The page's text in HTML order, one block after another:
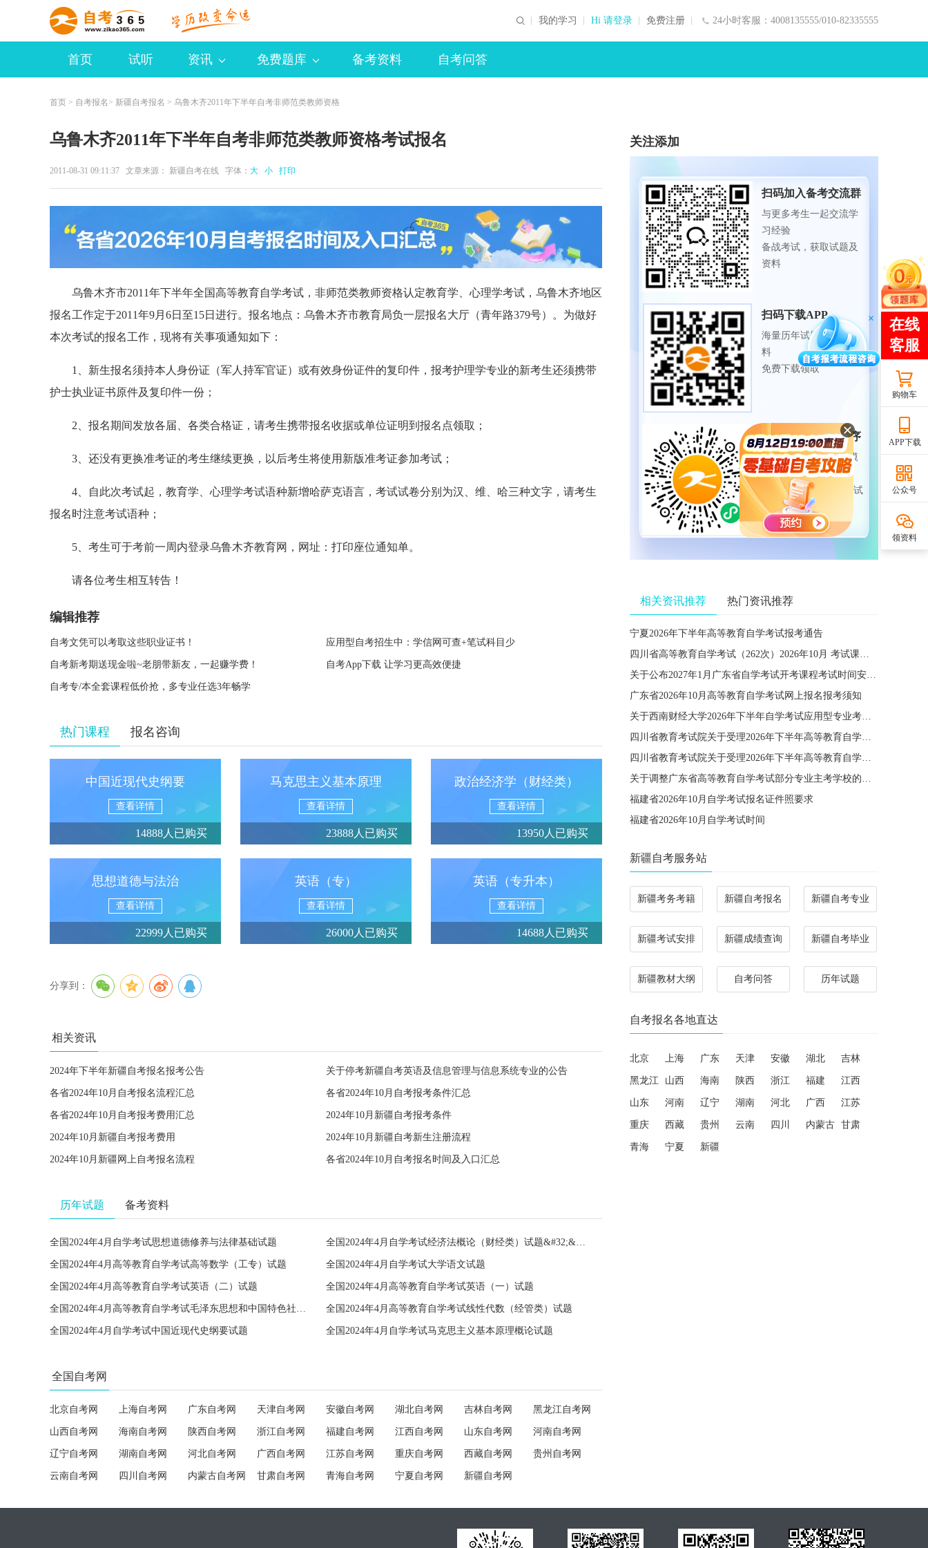
24小时客服：4008135555/010-82335555
我的学习 Hi 请登录 免费注册
首页 试听 资讯 免费题库 备考资料 自考问答
首页 > 自考报名 > 新疆自考报名 > 乌鲁木齐2011年下半年自考非师范类教师资格
乌鲁木齐2011年下半年自考非师范类教师资格考试报名
2011-08-31 09:11:37 文章来源： 新疆自考在线 字体： 大 小 打印
乌鲁木齐市2011年下半年全国高等教育自学考试，非师范类教师资格认定教育学、心理学考试，乌鲁木齐地区
报名工作定于2011年9月6日至15日进行。报名地点：乌鲁木齐市教育局负一层报名大厅（青年路379号）。为做好
本次考试的报名工作，现将有关事项通知如下：
1、新生报名须持本人身份证（军人持军官证）或有效身份证件的复印件，报考护理学专业的新考生还须携带
护士执业证书原件及复印件一份；
2、报名期间发放各届、各类合格证，请考生携带报名收据或单位证明到报名点领取；
3、还没有更换准考证的考生继续更换，以后考生将使用新版准考证参加考试；
4、自此次考试起，教育学、心理学考试语种新增哈萨克语言，考试试卷分别为汉、维、哈三种文字，请考生
报名时注意考试语种；
5、考生可于考前一周内登录乌鲁木齐教育网，网址： 打印座位通知单。
请各位考生相互转告！
编辑推荐
自考文凭可以考取这些职业证书！ 应用型自考招生中：学信网可查+笔试科目少
自考新考期送现金啦~老朋带新友，一起赚学费！ 自考App下载 让学习更高效便捷
自考专/本全套课程低价抢，多专业任选3年畅学
热门课程 报名咨询
中国近现代史纲要
查看详情
14888人已购买
马克思主义基本原理
查看详情
23888人已购买
政治经济学（财经类）
查看详情
13950人已购买
思想道德与法治
查看详情
22999人已购买
英语（专）
查看详情
26000人已购买
英语（专升本）
查看详情
14688人已购买
分享到：
相关资讯
2024年下半年新疆自考报名报考公告 关于停考新疆自考英语及信息管理与信息系统专业的公告
各省2024年10月自考报名流程汇总 各省2024年10月自考报考条件汇总
各省2024年10月自考报考费用汇总 2024年10月新疆自考报考条件
2024年10月新疆自考报考费用 2024年10月新疆自考新生注册流程
2024年10月新疆网上自考报名流程 各省2024年10月自考报名时间及入口汇总
历年试题 备考资料
全国2024年4月自学考试思想道德修养与法律基础试题 全国2024年4月自学考试经济法概论（财经类）试题&#32;&#32;
全国2024年4月高等教育自学考试高等数学（工专）试题 全国2024年4月自学考试大学语文试题
全国2024年4月高等教育自学考试英语（二）试题 全国2024年4月高等教育自学考试英语（一）试题
全国2024年4月高等教育自学考试毛泽东思想和中国特色社会主义理论体系概论试题 全国2024年4月高等教育自学考试线性代数（经管类）试题
全国2024年4月自学考试中国近现代史纲要试题 全国2024年4月自学考试马克思主义基本原理概论试题
全国自考网
北京自考网 上海自考网 广东自考网 天津自考网 安徽自考网 湖北自考网 吉林自考网 黑龙江自考网
山西自考网 海南自考网 陕西自考网 浙江自考网 福建自考网 江西自考网 山东自考网 河南自考网
辽宁自考网 湖南自考网 河北自考网 广西自考网 江苏自考网 重庆自考网 西藏自考网 贵州自考网
云南自考网 四川自考网 内蒙古自考网 甘肃自考网 青海自考网 宁夏自考网 新疆自考网
关注添加
扫码加入备考交流群
与更多考生一起交流学
习经验
备战考试，获取试题及
资料
扫码下载APP
海量历年试题、备考资
料
免费下载领取
扫码进入微信小程序
每日练题巩固、考前模
拟实战
免费体验自考365海量试
题
相关资讯推荐 热门资讯推荐
宁夏2026年下半年高等教育自学考试报考通告
四川省高等教育自学考试（262次）2026年10月 考试课程简表
关于公布2027年1月广东省自学考试开考课程考试时间安排和使用教材的通知
广东省2026年10月高等教育自学考试网上报名报考须知
关于西南财经大学2026年下半年自学考试应用型专业考籍更改办理的通知
四川省教育考试院关于受理2026年下半年高等教育自学考试省际转考申请的通告
四川省教育考试院关于受理2026年下半年高等教育自学考试考籍更改申请的通告
关于调整广东省高等教育自学考试部分专业主考学校的通知
福建省2026年10月自学考试报名证件照要求
福建省2026年10月自学考试时间
新疆自考服务站
新疆考务考籍 新疆自考报名 新疆自考专业
新疆考试安排 新疆成绩查询 新疆自考毕业
新疆教材大纲 自考问答 历年试题
自考报名各地直达
北京 上海 广东 天津 安徽 湖北 吉林
黑龙江 山西 海南 陕西 浙江 福建 江西
山东 河南 辽宁 湖南 河北 广西 江苏
重庆 西藏 贵州 云南 四川 内蒙古 甘肃
青海 宁夏 新疆
购物车
APP下载
公众号
领资料